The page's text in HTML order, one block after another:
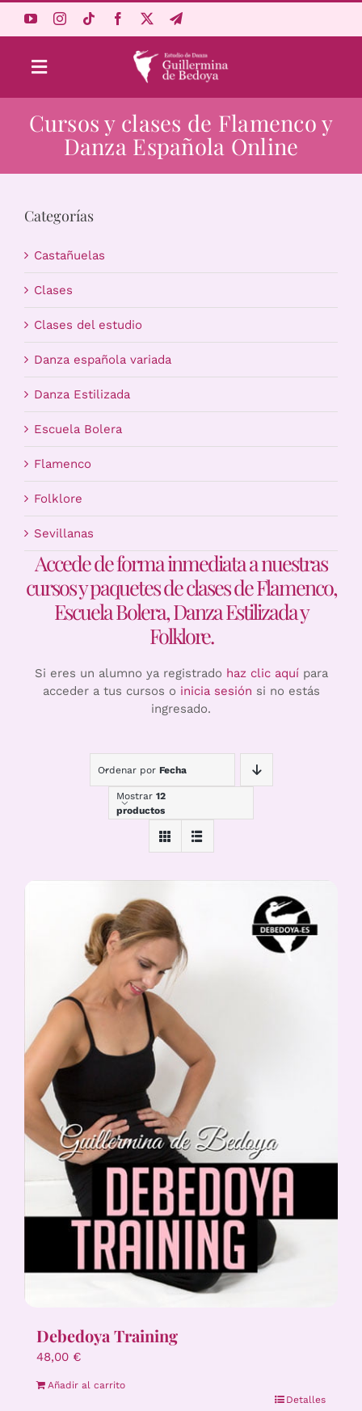
Toggle
Navigation
Aprende Online
Estudio
Carrito
Cursos y clases de Flamenco y
Danza Española Online
Categorías
Castañuelas
Clases
Clases del estudio
Danza española variada
Danza Estilizada
Escuela Bolera
Flamenco
Folklore
Sevillanas
Accede de forma inmediata a nuestras
cursos y paquetes de clases de Flamenco,
Escuela Bolera, Danza Estilizada y
Folklore.
Si eres un alumno ya registrado haz clic aquípara
acceder a tus cursos o inicia sesión si no estás
ingresado.
Ordenar por Fecha
Mostrar 12
productos
Debedoya Training
48,00 €
Añadir al carrito
Detalles